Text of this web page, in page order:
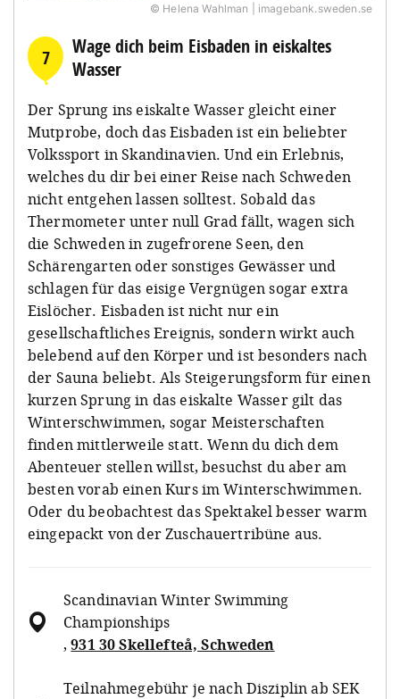
© Helena Wahlman | imagebank.sweden.se
7
Wage dich beim Eisbaden in eiskaltes
Wasser
Der Sprung ins eiskalte Wasser gleicht einer
Mutprobe, doch das Eisbaden ist ein beliebter
Volkssport in Skandinavien. Und ein Erlebnis,
welches du dir bei einer Reise nach Schweden
nicht entgehen lassen solltest. Sobald das
Thermometer unter null Grad fällt, wagen sich
die Schweden in zugefrorene Seen, den
Schärengarten oder sonstiges Gewässer und
schlagen für das eisige Vergnügen sogar extra
Eislöcher. Eisbaden ist nicht nur ein
gesellschaftliches Ereignis, sondern wirkt auch
belebend auf den Körper und ist besonders nach
der Sauna beliebt. Als Steigerungsform für einen
kurzen Sprung in das eiskalte Wasser gilt das
Winterschwimmen, sogar Meisterschaften
finden mittlerweile statt. Wenn du dich dem
Abenteuer stellen willst, besuchst du aber am
besten vorab einen Kurs im Winterschwimmen.
Oder du beobachtest das Spektakel besser warm
eingepackt von der Zuschauertribüne aus.
Scandinavian Winter Swimming
Championships
,931 30 Skellefteå, Schweden
Teilnahmegebühr je nach Disziplin ab SEK